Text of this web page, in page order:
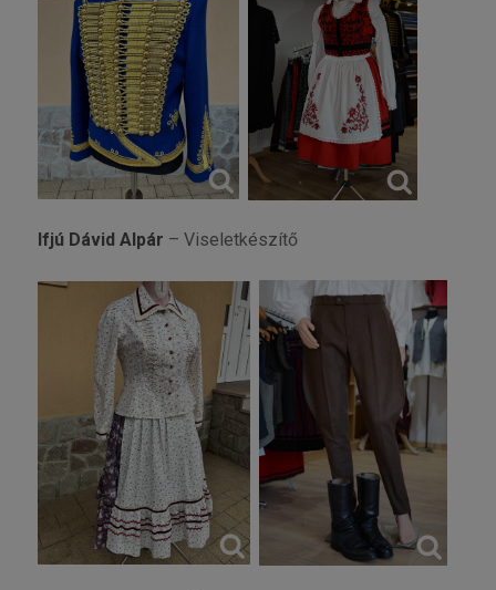
Ifjú Dávid Alpár – Viseletkészítő